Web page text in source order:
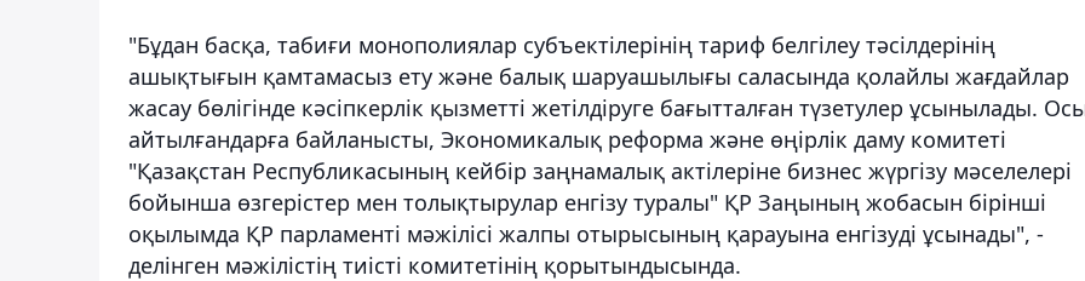
"Бұдан басқа, табиғи монополиялар субъектілерінің тариф белгілеу тәсілдерінің
ашықтығын қамтамасыз ету және балық шаруашылығы саласында қолайлы жағдайлар
жасау бөлігінде кәсіпкерлік қызметті жетілдіруге бағытталған түзетулер ұсынылады.
айтылғандарға байланысты, Экономикалық реформа және өңірлік даму комитеті
"Қазақстан Республикасының кейбір заңнамалық актілеріне бизнес жүргізу мәселелері
бойынша өзгерістер мен толықтырулар енгізу туралы" ҚР Заңының жобасын бірінші
оқылымда ҚР парламенті мәжілісі жалпы отырысының қарауына енгізуді ұсынады", -
делінген мәжілістің тиісті комитетінің қорытындысында.